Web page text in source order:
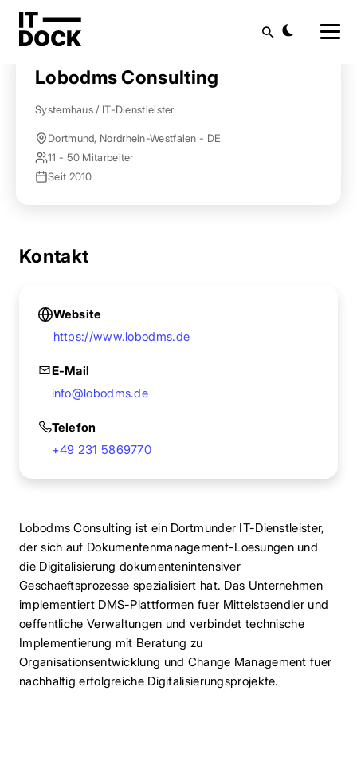
Startseite Anbieter finden
Lobodms Consulting
Systemhaus / IT-Dienstleister
Dortmund, Nordrhein-Westfalen - DE
11 - 50 Mitarbeiter
Seit 2010
Kontakt
Website
https://www.lobodms.de
E-Mail
info@lobodms.de
Telefon
+49 231 5869770
Lobodms Consulting ist ein Dortmunder IT-Dienstleister,
der sich auf Dokumentenmanagement-Loesungen und
die Digitalisierung dokumentenintensiver
Geschaeftsprozesse spezialisiert hat. Das Unternehmen
implementiert DMS-Plattformen fuer Mittelstaendler und
oeffentliche Verwaltungen und verbindet technische
Implementierung mit Beratung zu
Organisationsentwicklung und Change Management fuer
nachhaltig erfolgreiche Digitalisierungsprojekte.